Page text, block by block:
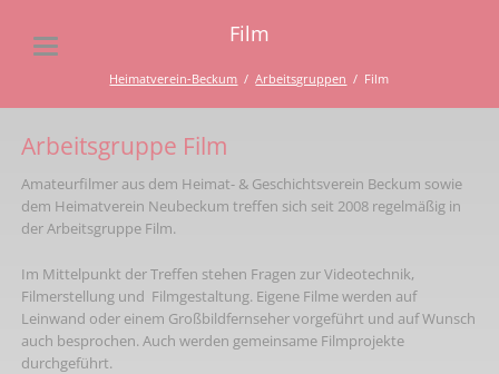
Film
Heimatverein-Beckum Arbeitsgruppen Film
Arbeitsgruppe Film
Amateurfilmer aus dem Heimat- & Geschichtsverein Beckum sowie
dem Heimatverein Neubeckum treffen sich seit 2008 regelmäßig in
der Arbeitsgruppe Film.
Im Mittelpunkt der Treffen stehen Fragen zur Videotechnik,
Filmerstellung und Filmgestaltung. Eigene Filme werden auf
Leinwand oder einem Großbildfernseher vorgeführt und auf Wunsch
auch besprochen. Auch werden gemeinsame Filmprojekte
durchgeführt.